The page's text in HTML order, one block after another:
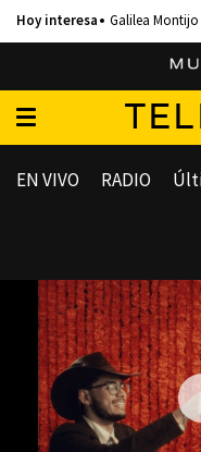
Galilea Montijo
EN VIVO RADIO